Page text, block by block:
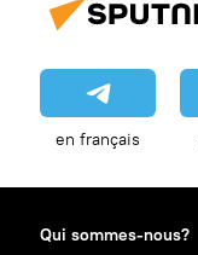
en français
Qui sommes-nous?